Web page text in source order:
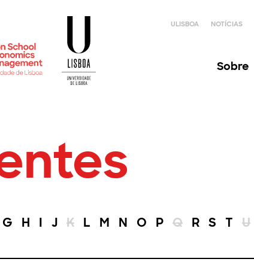
ULISBOA NOTÍCIAS
Sobre
G H I J K L M N O P Q R S T U